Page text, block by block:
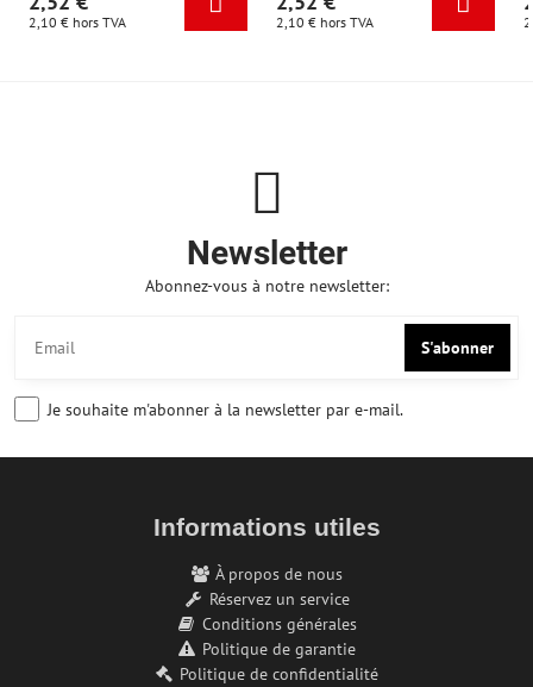
2,10 € hors TVA 2,10 € hors TVA
Newsletter
Abonnez-vous à notre newsletter:
S'abonner
Je souhaite m'abonner à la newsletter par e-mail.
Informations utiles
À propos de nous
Réservez un service
Conditions générales
Politique de garantie
Politique de confidentialité